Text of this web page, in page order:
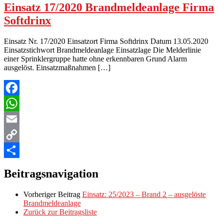
Einsatz 17/2020 Brandmeldeanlage Firma
Softdrinx
Einsatz Nr. 17/2020 Einsatzort Firma Softdrinx Datum 13.05.2020
Einsatzstichwort Brandmeldeanlage Einsatzlage Die Melderlinie
einer Sprinklergruppe hatte ohne erkennbaren Grund Alarm
ausgelöst. Einsatzmaßnahmen […]
Facebook
WhatsApp
Email
Copy
Beitragsnavigation
Vorheriger Beitrag Einsatz: 25/2023 – Brand 2 – ausgelöste
Brandmeldeanlage
Zurück zur Beitragsliste